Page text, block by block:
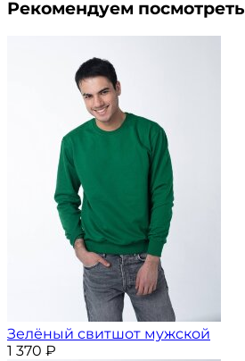
Рекомендуем посмотреть
Зелёный свитшот мужской
1 370 ₽